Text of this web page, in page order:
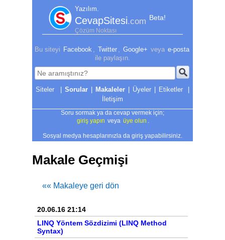
Yazılım.
CevapSitesi.com Beta!
Çözüm Noktası
Bu siteyi Facebook Twitter Google+ veya e-posta
ile paylaşın.
| Sorular | Makaleler | Üyeler | Etiketler
|
İletişim
Soru sormak ya da cevap vermek için;
giriş yapın veya üye olun
Sosyal medya hesaplarınızla da giriş yapabilirsiniz.
Makale Geçmişi
«« Makaleye geri dön
20.06.16 21:14
LINQ Yöntem Sözdizimi (LINQ Method
Syntax)